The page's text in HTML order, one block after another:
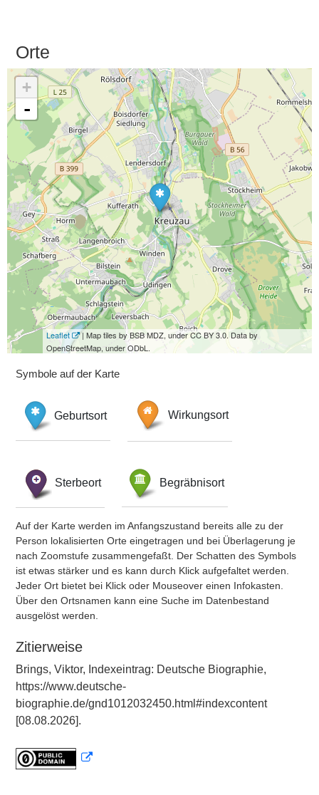
Orte
+
-
Leaflet
| Map tiles by BSB MDZ, under CC BY 3.0. Data by
OpenStreetMap, under ODbL.
Symbole auf der Karte
Geburtsort Wirkungsort
Sterbeort Begräbnisort
Auf der Karte werden im Anfangszustand bereits alle zu der
Person lokalisierten Orte eingetragen und bei Überlagerung je
nach Zoomstufe zusammengefaßt. Der Schatten des Symbols
ist etwas stärker und es kann durch Klick aufgefaltet werden.
Jeder Ort bietet bei Klick oder Mouseover einen Infokasten.
Über den Ortsnamen kann eine Suche im Datenbestand
ausgelöst werden.
Zitierweise
Brings, Viktor, Indexeintrag: Deutsche Biographie,
https://www.deutsche-
biographie.de/gnd1012032450.html#indexcontent
[08.08.2026].